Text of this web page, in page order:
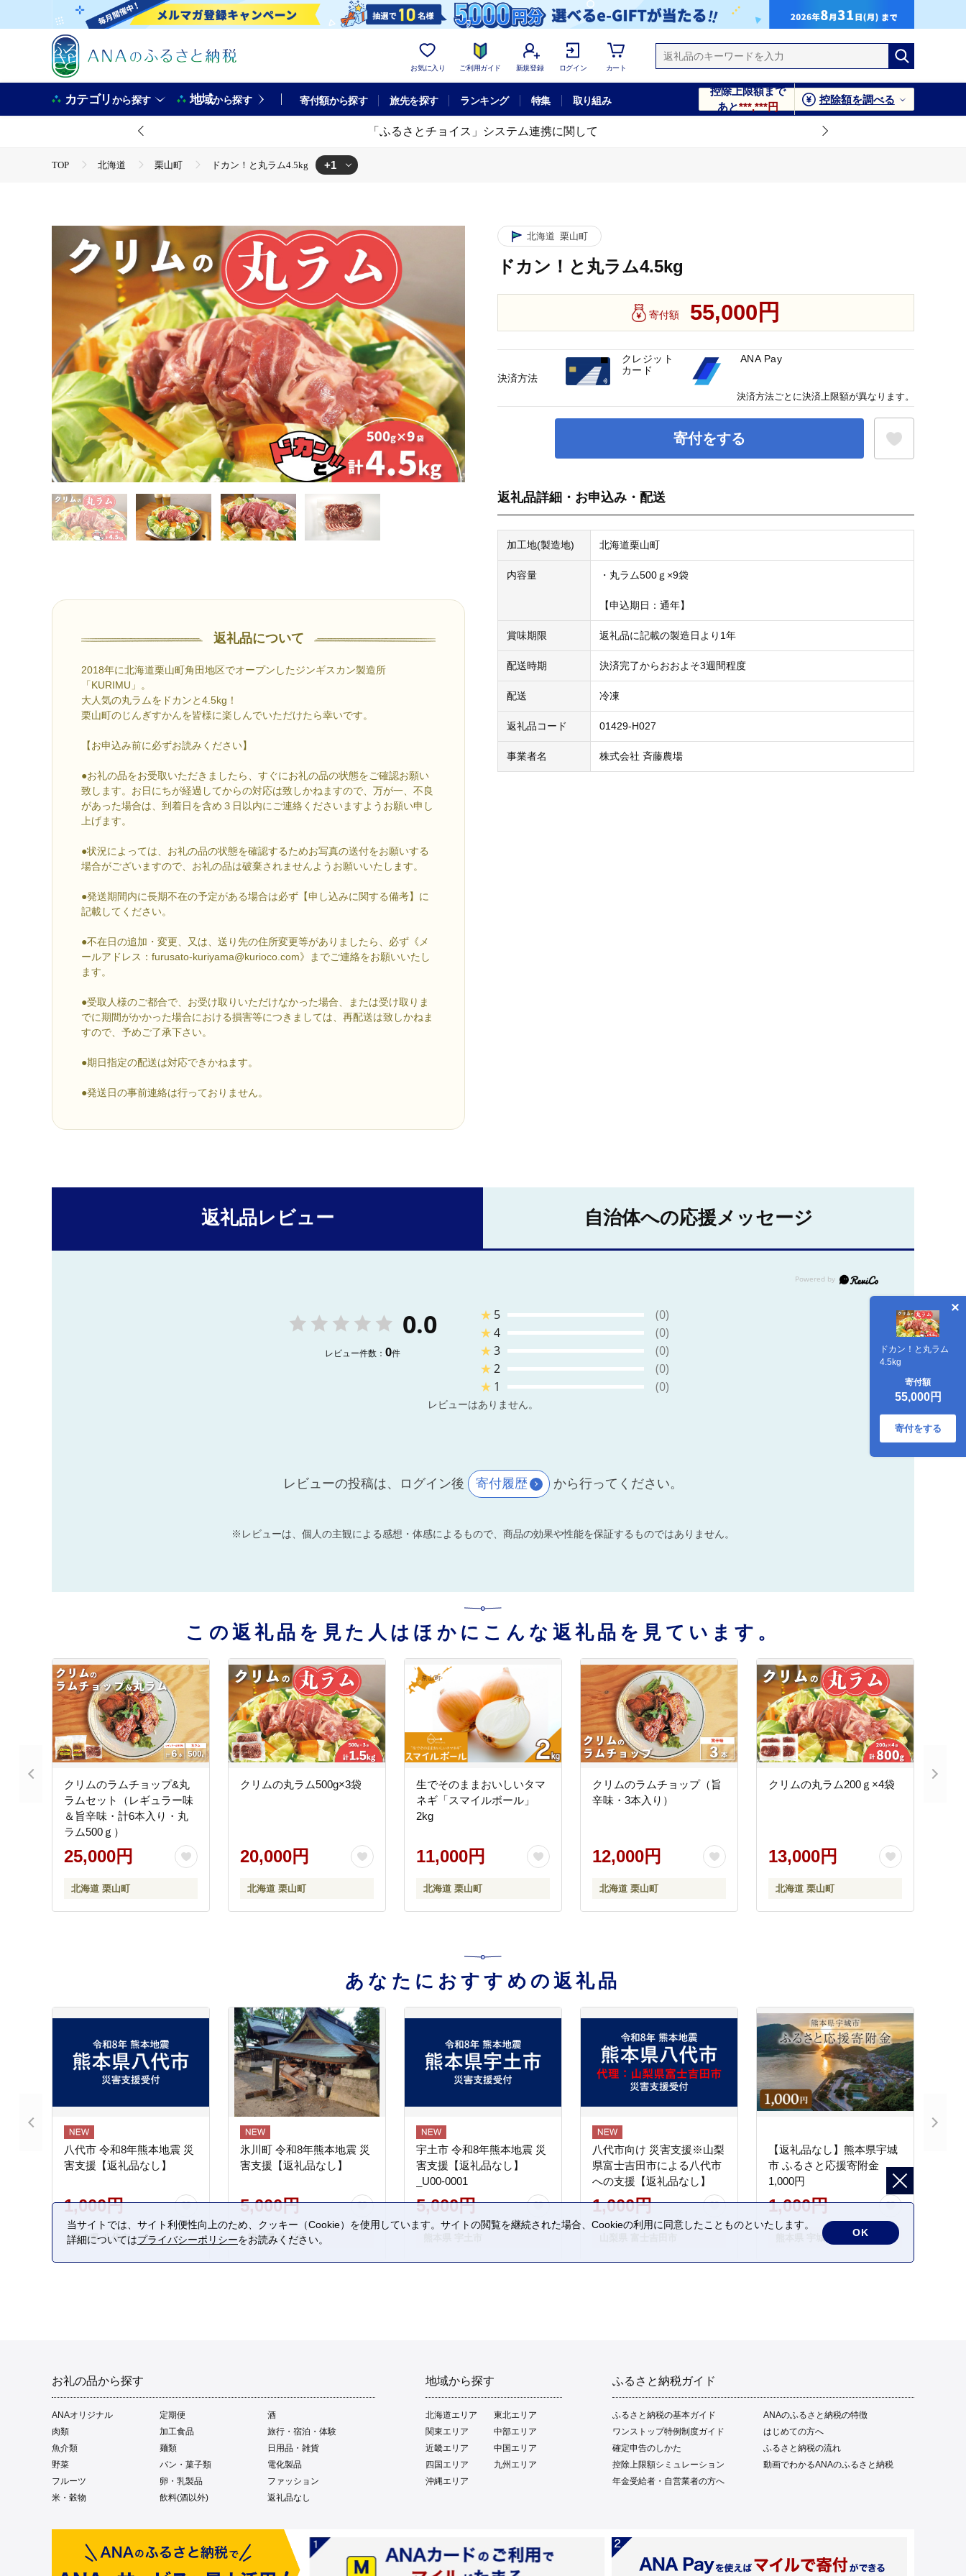
お気に入り ご利用ガイド 新規登録 ログイン カート
カテゴリから探す 地域から探す 寄付額から探す 旅先を探す ランキング 特集 取り組み
控除上限額まで
あと***,***円
控除額を調べる
「ふるさとチョイス」システム連携に関して
TOP 北海道 栗山町 ドカン！と丸ラム4.5kg +1
返礼品について
2018年に北海道栗山町角田地区でオープンしたジンギスカン製造所
「KURIMU」。
大人気の丸ラムをドカンと4.5kg！
栗山町のじんぎすかんを皆様に楽しんでいただけたら幸いです。
【お申込み前に必ずお読みください】
●お礼の品をお受取いただきましたら、すぐにお礼の品の状態をご確認お願い
致します。お日にちが経過してからの対応は致しかねますので、万が一、不良
があった場合は、到着日を含め３日以内にご連絡くださいますようお願い申し
上げます。
●状況によっては、お礼の品の状態を確認するためお写真の送付をお願いする
場合がございますので、お礼の品は破棄されませんようお願いいたします。
●発送期間内に長期不在の予定がある場合は必ず【申し込みに関する備考】に
記載してください。
●不在日の追加・変更、又は、送り先の住所変更等がありましたら、必ず《メ
ールアドレス：furusato-kuriyama@kurioco.com》までご連絡をお願いいたし
ます。
●受取人様のご都合で、お受け取りいただけなかった場合、または受け取りま
でに期間がかかった場合における損害等につきましては、再配送は致しかねま
すので、予めご了承下さい。
●期日指定の配送は対応できかねます。
●発送日の事前連絡は行っておりません。
北海道 栗山町
ドカン！と丸ラム4.5kg
寄付額 55,000円
寄付をする
ドカン！と丸ラム
4.5kg
寄付額
55,000円
寄付をする
返礼品詳細・お申込み・配送
加工地(製造地) 北海道栗山町
内容量 ・丸ラム500ｇ×9袋
【申込期日：通年】
賞味期限 返礼品に記載の製造日より1年
配送時期 決済完了からおおよそ3週間程度
配送 冷凍
返礼品コード 01429-H027
事業者名 株式会社 斉藤農場
決済方法
クレジット
カード
ANA Pay
決済方法ごとに決済上限額が異なります。
返礼品レビュー 自治体への応援メッセージ
0.0
レビュー件数： 0件
★ 5
(0)
★4
(0)
★3
(0)
★2
(0)
★ 1 (0)
レビューはありません。
レビューの投稿は、ログイン後 寄付履歴 から行ってください。
※レビューは、個人の主観による感想・体感によるもので、商品の効果や性能を保証するものではありません。
この返礼品を見た人はほかにこんな返礼品を見ています。
クリムのラムチョップ&丸
ラムセット（レギュラー味
＆旨辛味・計6本入り・丸
ラム500ｇ）
25,000円
北海道 栗山町
クリムの丸ラム500g×3袋
20,000円
北海道 栗山町
生でそのままおいしいタマ
ネギ「スマイルボール」
2kg
11,000円
北海道 栗山町
クリムのラムチョップ（旨
辛味・3本入り）
12,000円
北海道 栗山町
クリムの丸ラム200ｇ×4袋
13,000円
北海道 栗山町
あなたにおすすめの返礼品
八代市 令和8年熊本地震 災
害支援【返礼品なし】
1,000円
熊本県 八代市
氷川町 令和8年熊本地震 災
害支援【返礼品なし】
5,000円
熊本県 氷川町
宇土市 令和8年熊本地震 災
害支援【返礼品なし】
_U00-0001
5,000円
八代市向け 災害支援※山梨
県富士吉田市による八代市
への支援【返礼品なし】
1,000円
【返礼品なし】熊本県宇城
市 ふるさと応援寄附金
1,000円
1,000円
熊本県 宇城市
お礼の品から探す
ANAオリジナル 定期便
酒
肉類
加工食品
旅行・宿泊・体験
魚介類
麺類
日用品・雑貨
野菜
パン・菓子類
電化製品
フルーツ
卵・乳製品
ファッション
米・穀物
飲料(酒以外) 返礼品なし
地域から探す
北海道エリア
東北エリア
関東エリア
中部エリア
近畿エリア
中国エリア
四国エリア
九州エリア
沖縄エリア
ふるさと納税ガイド
ふるさと納税の基本ガイド
ANAのふるさと納税の特徴
ワンストップ特例制度ガイド
はじめての方へ
確定申告のしかた
ふるさと納税の流れ
控除上限額シミュレーション
動画でわかるANAのふるさと納税
年金受給者・自営業者の方へ
当サイトでは、サイト利便性向上のため、クッキー（Cookie）を使用しています。サイトの閲覧を継続された場合、Cookieの利用に同意したことものといたします。
詳細についてはプライバシーポリシーをお読みください。
OK